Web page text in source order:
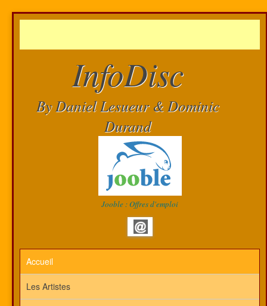
InfoDisc
By Daniel Lesueur & Dominic
Durand
Jooble : Offres d'emploi
Accueil
Les Artistes